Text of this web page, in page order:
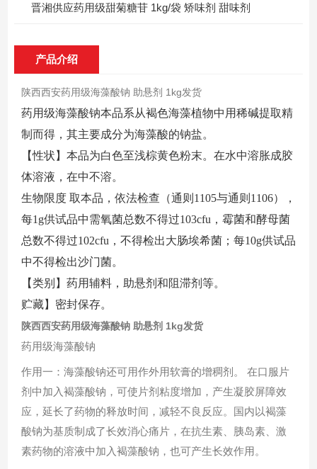
晋湘供应药用级甜菊糖苷 1kg/袋 矫味剂 甜味剂
产品介绍
陕西西安药用级海藻酸钠 助悬剂 1kg发货
药用级海藻酸钠本品系从褐色海藻植物中用稀碱提取精
制而得，其主要成分为海藻酸的钠盐。
【性状】本品为白色至浅棕黄色粉末。在水中溶胀成胶
体溶液，在中不溶。
生物限度 取本品，依法检查（通则1105与通则1106），
每1g供试品中需氧菌总数不得过103cfu，霉菌和酵母菌
总数不得过102cfu，不得检出大肠埃希菌；每10g供试品
中不得检出沙门菌。
【类别】药用辅料，助悬剂和阻滞剂等。
贮藏】密封保存。
陕西西安药用级海藻酸钠 助悬剂 1kg发货
药用级海藻酸钠
作用一：海藻酸钠还可用作外用软膏的增稠剂。 在口服片
剂中加入褐藻酸钠，可使片剂粘度增加，产生凝胶屏障效
应，延长了药物的释放时间，减轻不良反应。国内以褐藻
酸钠为基质制成了长效消心痛片，在抗生素、胰岛素、激
素药物的溶液中加入褐藻酸钠，也可产生长效作用。